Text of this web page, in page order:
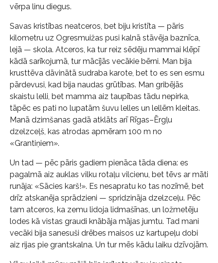
vērpa linu diegus.
Savas kristības neatceros, bet biju kristīta — pāris
kilometru uz Ogresmuižas pusi kalnā stāvēja baznīca,
lejā — skola. Atceros, ka tur reiz sēdēju mammai klēpī
kādā sarīkojumā, tur mācījās vecākie bērni. Man bija
krusttēva dāvinātā sudraba karote, bet to es sen esmu
pārdevusi, kad bija naudas grūtības. Man gribējās
skaistu lelli, bet mamma aiz taupības tādu nepirka,
tāpēc es pati no lupatām šuvu lelles un lellēm kleitas.
Manā dzimšanas gadā atklāts arī Rīgas–Ērgļu
dzelzceļš, kas atrodas apmēram 100 m no
«Grantiņiem».
Un tad — pēc pāris gadiem pienāca tāda diena: es
pagalmā aiz auklas vilku rotaļu vilcienu, bet tēvs ar māti
runāja: «Sācies karš!». Es nesapratu ko tas nozīmē, bet
drīz atskanēja sprādzieni — spridzināja dzelzceļu. Pēc
tam atceros, ka zemu lidoja lidmašīnas, un ložmetēju
lodes kā vistas graudi knābāja mājas jumtu. Tad mani
vecāki bija sanesuši drēbes maisos uz kartupeļu dobi
aiz rijas pie grantskalna. Un tur mēs kādu laiku dzīvojām.